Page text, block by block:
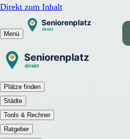
Direkt zum Inhalt
Menü
Plätze finden
Städte
Tools & Rechner
Ratgeber